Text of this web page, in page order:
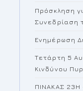
Πρόσκληση
Συνεδρίαση
Ενημέρωση
Τετάρτη 5
Κινδύνου
ΠΙΝΑΚΑΣ